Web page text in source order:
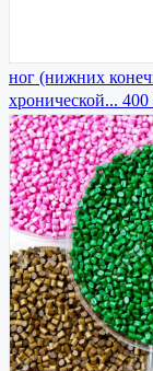
ног (нижних
хронической... 400